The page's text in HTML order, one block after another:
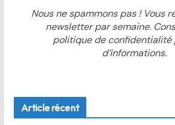
Nous ne spammons pas ! Vous
newsletter par semaine.
politique de confidentialité
d’informations.
Article récent